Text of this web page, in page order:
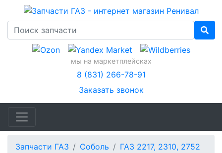
мы на маркетплейсках
8 (831) 266-78-91
Заказать звонок
Запчасти ГАЗ Соболь
ГАЗ 2217, 2310, 2752